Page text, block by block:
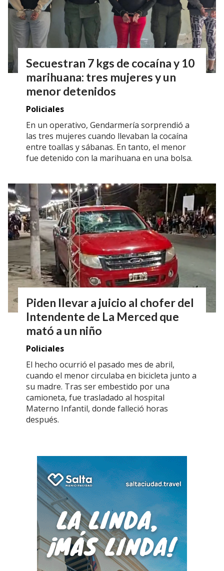
Secuestran 7 kgs de cocaína y 10
marihuana: tres mujeres y un
menor detenidos
Policiales
En un operativo, Gendarmería sorprendió a
las tres mujeres cuando llevaban la cocaína
entre toallas y sábanas. En tanto, el menor
fue detenido con la marihuana en una bolsa.
Piden llevar a juicio al chofer del
Intendente de La Merced que
mató a un niño
Policiales
El hecho ocurrió el pasado mes de abril,
cuando el menor circulaba en bicicleta junto a
su madre. Tras ser embestido por una
camioneta, fue trasladado al hospital
Materno Infantil, donde falleció horas
después.